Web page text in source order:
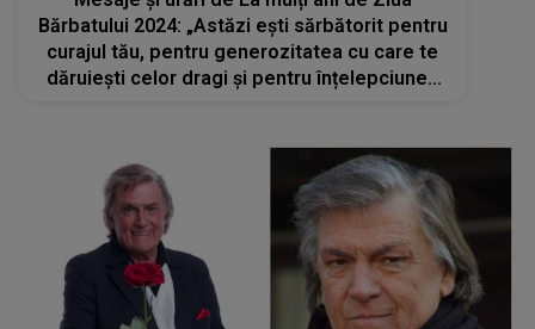
Bărbatului 2024: „Astăzi ești sărbătorit pentru
curajul tău, pentru generozitatea cu care te
dăruiești celor dragi și pentru înțelepciunea